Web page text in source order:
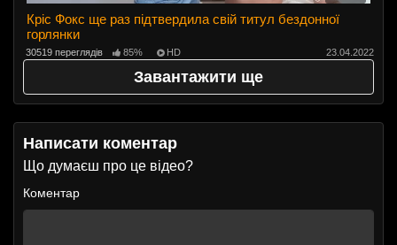
Кріс Фокс ще раз підтвердила свій титул бездонної
горлянки
30519 переглядів 85% HD 23.04.2022
Завантажити ще
Написати коментар
Що думаєш про це відео?
Коментар